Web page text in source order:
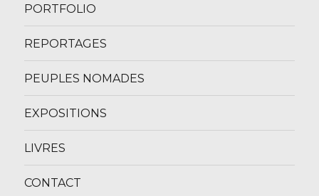
PORTFOLIO
REPORTAGES
PEUPLES NOMADES
EXPOSITIONS
LIVRES
CONTACT